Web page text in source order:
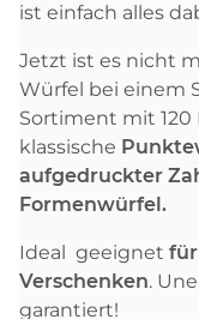
ist einfach alles
Jetzt ist es nicht
Würfel bei einem
Sortiment mit
klassische
aufgedruckter
Formenwürfel.
Ideal geeignet
Verschenken.
garantiert!